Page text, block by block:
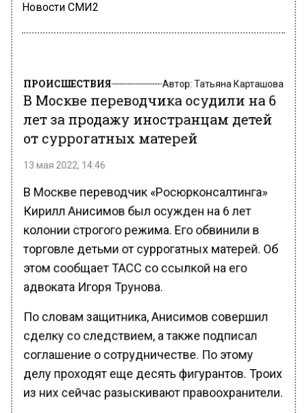
Новости СМИ2
ПРОИСШЕСТВИЯ Автор:Татьяна Карташова
В Москве переводчика осудили на 6
лет за продажу иностранцам детей
от суррогатных матерей
13 мая 2022, 14:46
В Москве переводчик «Росюрконсалтинга»
Кирилл Анисимов был осужден на 6 лет
колонии строгого режима. Его обвинили в
торговле детьми от суррогатных матерей. Об
этом сообщает ТАСС со ссылкой на его
адвоката Игоря Трунова.
По словам защитника, Анисимов совершил
сделку со следствием, а также подписал
соглашение о сотрудничестве. По этому
делу проходят еще десять фигурантов. Троих
из них сейчас разыскивают правоохранители.